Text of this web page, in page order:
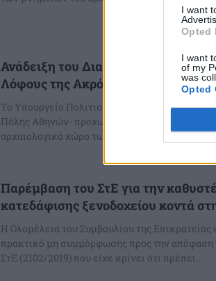
I want
Opted
I want
of my
was
Opted
Ανάδειξη του Διατειχίσματος
Λόφους της Ακρόπολης
Το Υπουργείο Πολιτισμού -δια της αρμόδιας
Πόλης Αθηνών- προχωρεί στην ανάδειξη του
αρχαιολογικό χώρο των Δυτικών Λόφων
Παρέμβαση του ΣτΕ για την
κατεδάφισης ξενοδοχείου κοντά
Η Ολομέλεια του Συμβουλίου της
πρακτικό μη συμμόρφωσης προς την απόφαση
ΣτΕ (2102/2019) που είχε κρίνει ότι πρέπει...